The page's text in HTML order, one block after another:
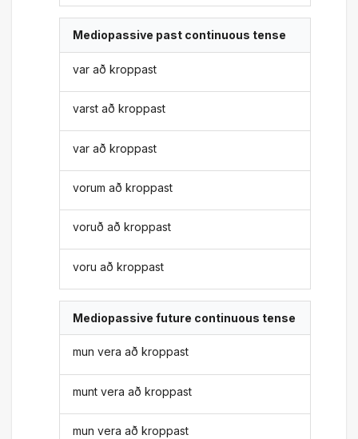
Mediopassive past continuous tense
var að kroppast
varst að kroppast
var að kroppast
vorum að kroppast
voruð að kroppast
voru að kroppast
Mediopassive future continuous tense
mun vera að kroppast
munt vera að kroppast
mun vera að kroppast